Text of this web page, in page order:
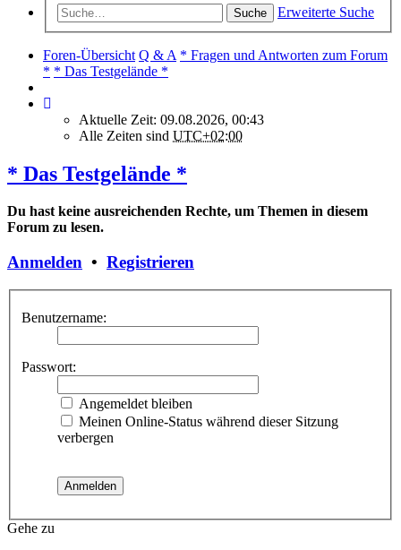
Suche Erweiterte Suche
Foren-Übersicht Q & A * Fragen und Antworten zum Forum
* * Das Testgelände *
Aktuelle Zeit: 09.08.2026, 00:43
Alle Zeiten sind UTC+02:00
* Das Testgelände *
Du hast keine ausreichenden Rechte, um Themen in diesem
Forum zu lesen.
Anmelden • Registrieren
Benutzername:
Passwort:
Angemeldet bleiben
Meinen Online-Status während dieser Sitzung
verbergen
Gehe zu